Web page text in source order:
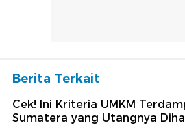
Berita Terkait
Cek! Ini Kriteria UMKM
Sumatera yang Utangnya